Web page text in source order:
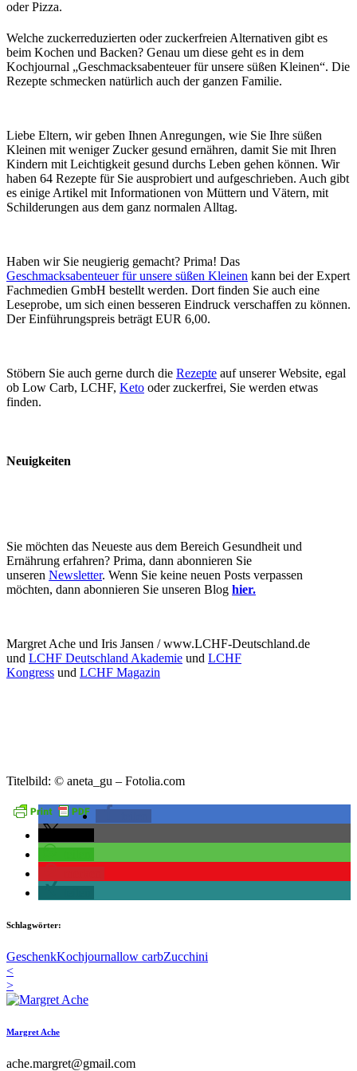
oder Pizza.
Welche zuckerreduzierten oder zuckerfreien Alternativen gibt es
beim Kochen und Backen? Genau um diese geht es in dem
Kochjournal „Geschmacksabenteuer für unsere süßen Kleinen“. Die
Rezepte schmecken natürlich auch der ganzen Familie.
Liebe Eltern, wir geben Ihnen Anregungen, wie Sie Ihre süßen
Kleinen mit weniger Zucker gesund ernähren, damit Sie mit Ihren
Kindern mit Leichtigkeit gesund durchs Leben gehen können. Wir
haben 64 Rezepte für Sie ausprobiert und aufgeschrieben. Auch gibt
es einige Artikel mit Informationen von Müttern und Vätern, mit
Schilderungen aus dem ganz normalen Alltag.
Haben wir Sie neugierig gemacht? Prima! Das
Geschmacksabenteuer für unsere süßen Kleinen kann bei der Expert
Fachmedien GmbH bestellt werden. Dort finden Sie auch eine
Leseprobe, um sich einen besseren Eindruck verschaffen zu können.
Der Einführungspreis beträgt EUR 6,00.
Stöbern Sie auch gerne durch die Rezepte auf unserer Website, egal
ob Low Carb, LCHF, Keto oder zuckerfrei, Sie werden etwas
finden.
Neuigkeiten
Sie möchten das Neueste aus dem Bereich Gesundheit und
Ernährung erfahren? Prima, dann abonnieren Sie
unseren Newsletter. Wenn Sie keine neuen Posts verpassen
möchten, dann abonnieren Sie unseren Blog hier.
Margret Ache und Iris Jansen / www.LCHF-Deutschland.de
und LCHF Deutschland Akademie und LCHF
Kongress und LCHF Magazin
Titelbild: © aneta_gu – Fotolia.com
Schlagwörter:
GeschenkKochjournallow carbZucchini
<
>
Margret Ache
ache.margret@gmail.com